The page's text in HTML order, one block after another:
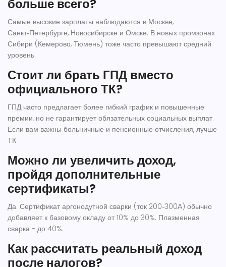
больше всего?
Самые высокие зарплаты наблюдаются в Москве,
Санкт‑Петербурге, Новосибирске и Омске. В новых промзонах
Сибири (Кемерово, Тюмень) тоже часто превышают средний
уровень.
Стоит ли брать ГПД вместо
официального ТК?
ГПД часто предлагает более гибкий график и повышенные
премии, но не гарантирует обязательных социальных выплат.
Если вам важны больничные и пенсионные отчисления, лучше
ТК.
Можно ли увеличить доход,
пройдя дополнительные
сертификаты?
Да. Сертификат аргонодутной сварки (ток 200‑300А) обычно
добавляет к базовому окладу от 10% до 30%. Плазменная
сварка - до 40%.
Как рассчитать реальный доход
после налогов?